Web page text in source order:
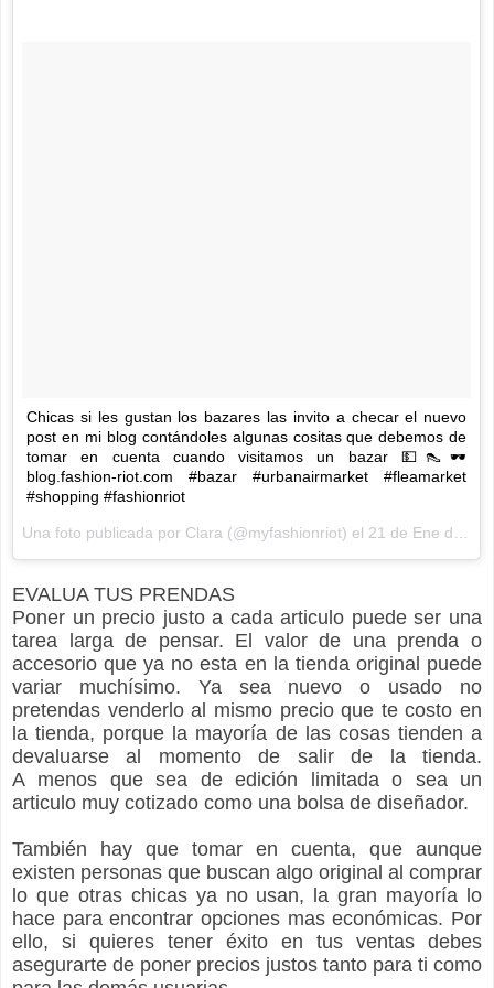
Chicas si les gustan los bazares las invito a checar el nuevo
post en mi blog contándoles algunas cositas que debemos de
tomar en cuenta cuando visitamos un bazar 💵👠🕶
blog.fashion-riot.com #bazar #urbanairmarket #fleamarket
#shopping #fashionriot
Una foto publicada por Clara (@myfashionriot) el 21 de Ene de 2016 a la(s) 12:33 PST
EVALUA TUS PRENDAS
Poner un precio justo a cada articulo puede ser una
tarea larga de pensar. El valor de una prenda o
accesorio que ya no esta en la tienda original puede
variar muchísimo. Ya sea nuevo o usado no
pretendas venderlo al mismo precio que te costo en
la tienda, porque la mayoría de las cosas tienden a
devaluarse al momento de salir de la tienda.
A menos que sea de edición limitada o sea un
articulo muy cotizado como una bolsa de diseñador.
También hay que tomar en cuenta, que aunque
existen personas que buscan algo original al comprar
lo que otras chicas ya no usan, la gran mayoría lo
hace para encontrar opciones mas económicas. Por
ello, si quieres tener éxito en tus ventas debes
asegurarte de poner precios justos tanto para ti como